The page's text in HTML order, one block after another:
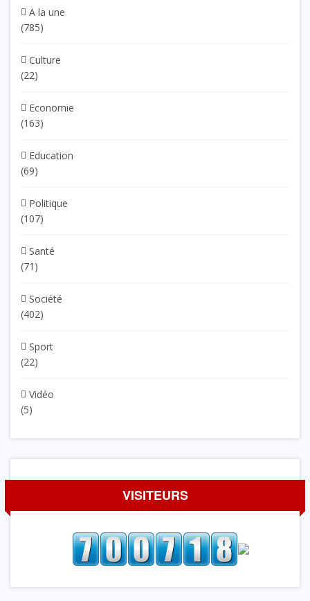
A la une
(785)
Culture
(22)
Economie
(163)
Education
(69)
Politique
(107)
Santé
(71)
Société
(402)
Sport
(22)
Vidéo
(5)
VISITEURS